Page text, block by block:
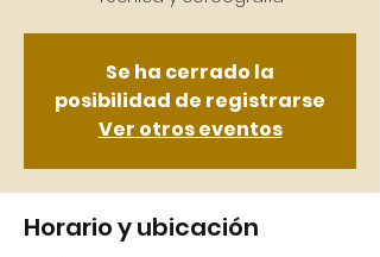
Se ha cerrado la
posibilidad de registrarse
Ver otros eventos
Horario y ubicación